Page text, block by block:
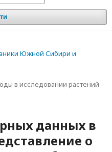
Южной Сибири и
в исследовании растений
данных в
о